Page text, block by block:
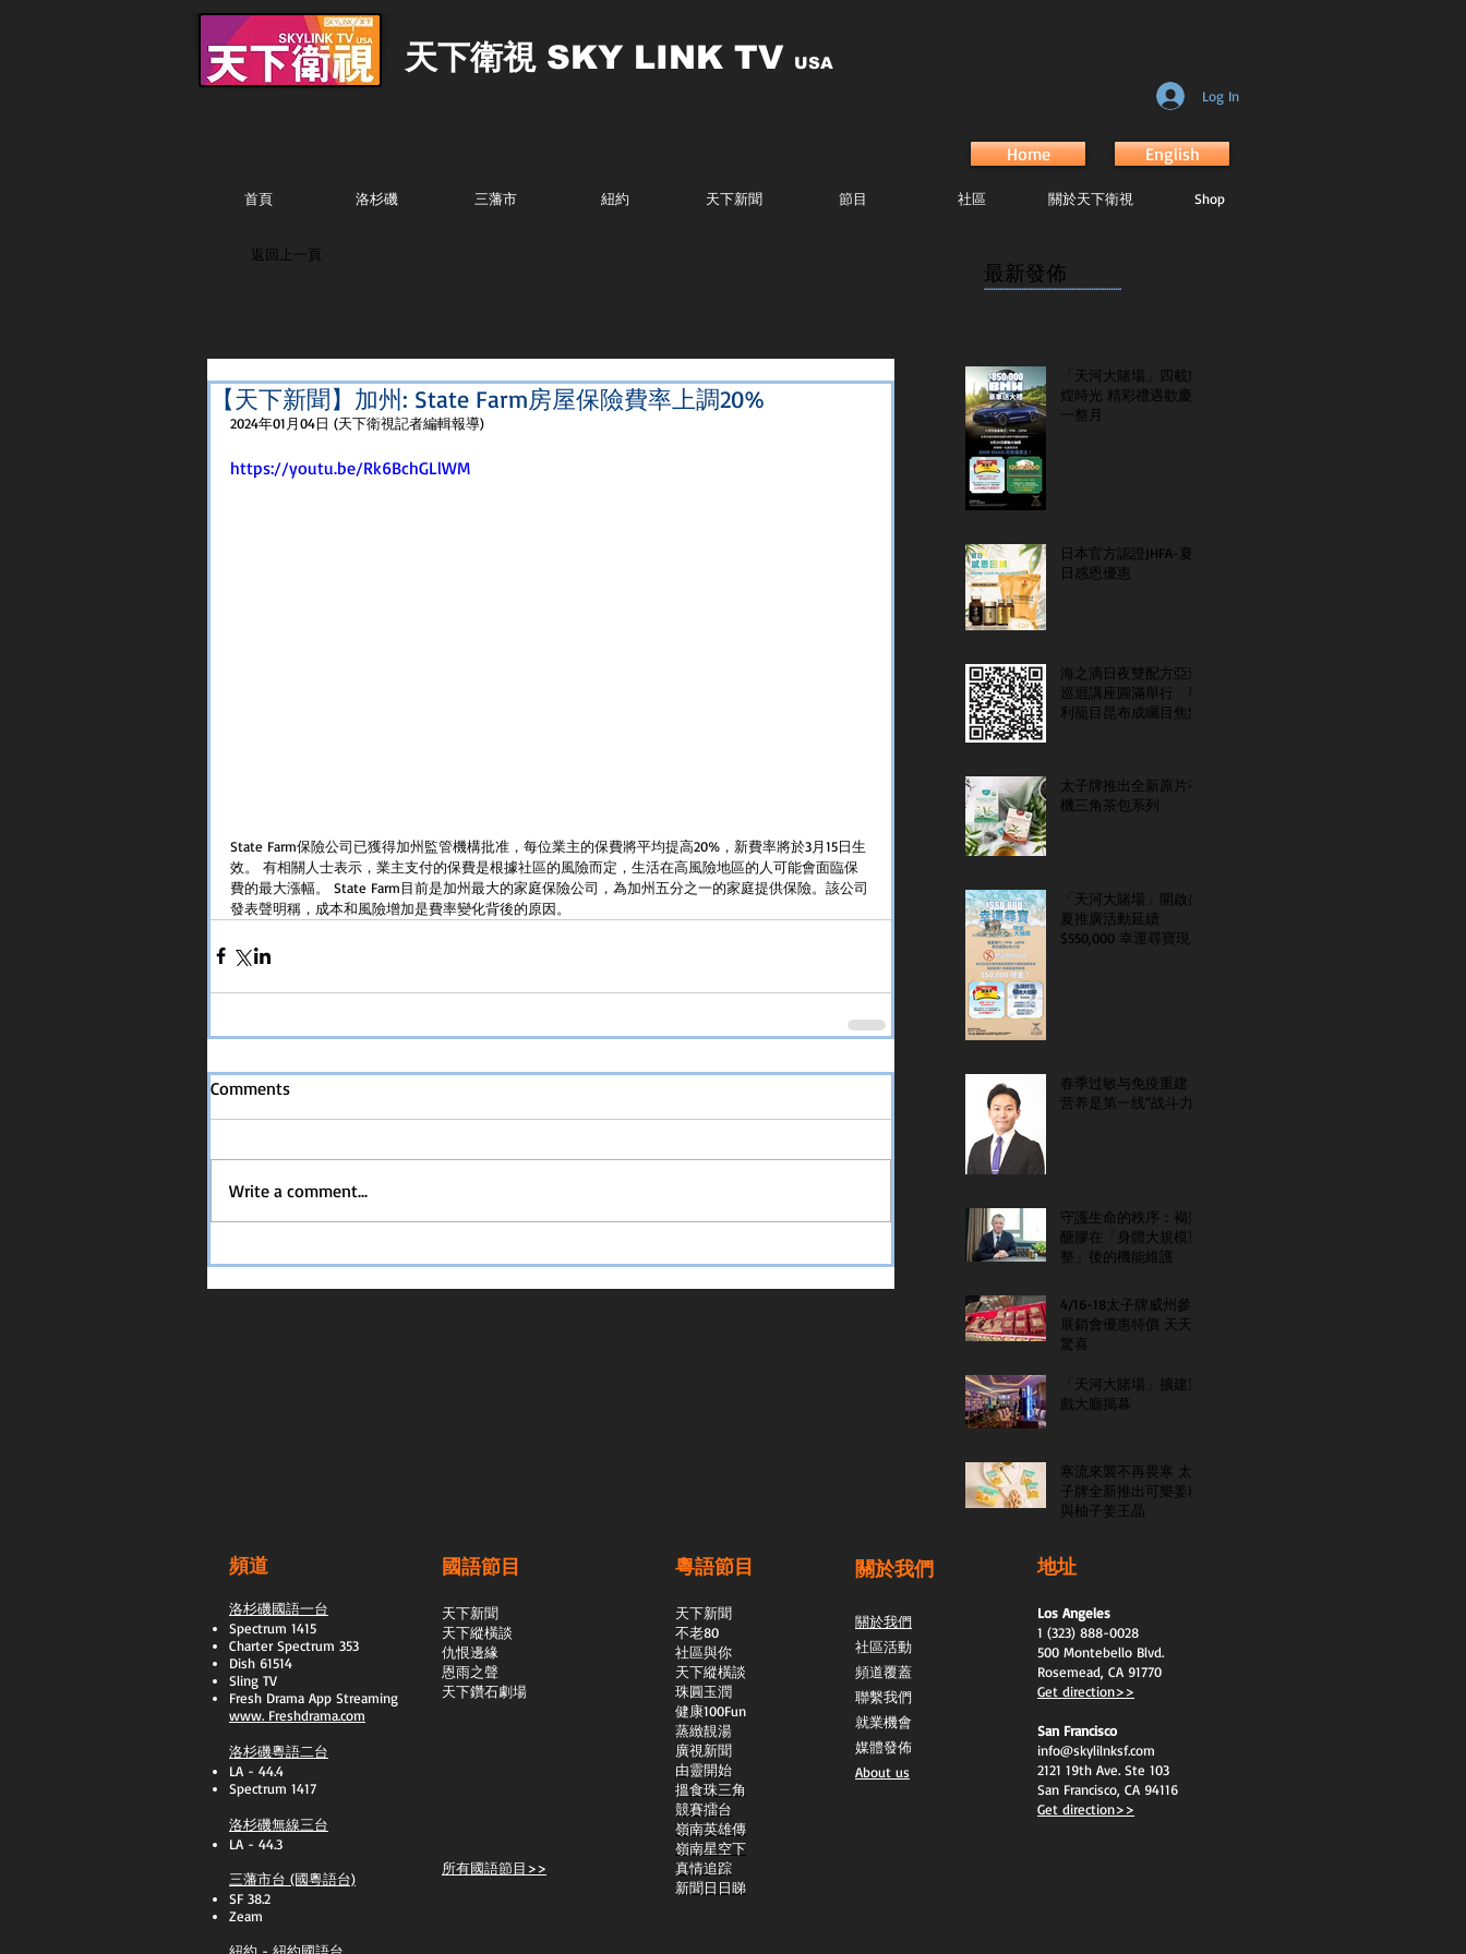
天下衛視SKY LINK TV USA
Log In
Home English
首頁 洛杉磯 三藩市 紐約 天下新聞 節目 社區 關於天下衛視 Shop
返回上一頁
【天下新聞】加州: State Farm房屋保險費率上調20%
2024年01月04日 (天下衛視記者編輯報導)
https://youtu.be/Rk6BchGLlWM
State Farm保險公司已獲得加州監管機構批准，每位業主的保費將平均提高20%，新費率將於3月15日生
效。 有相關人士表示，業主支付的保費是根據社區的風險而定，生活在高風險地區的人可能會面臨保
費的最大漲幅。 State Farm目前是加州最大的家庭保險公司，為加州五分之一的家庭提供保險。該公司
發表聲明稱，成本和風險增加是費率變化背後的原因。
Comments
Write a comment...
最新發佈
...............................................................
「天河大賭場」四載輝
煌時光 精彩禮遇歡慶
一整月
日本官方認證JHFA-夏
日感恩優惠
海之滴日夜雙配方亞洲
巡迴講座圓滿舉行 專
利籠目昆布成矚目焦點
太子牌推出全新原片有
機三角茶包系列
「天河大賭場」開啟盛
夏推廣活動延續
$550,000 幸運尋寶現金
春季过敏与免疫重建：
营养是第一线“战斗力”
守護生命的秩序：褐藻
醣膠在「身體大規模重
整」後的機能維護
4/16-18太子牌威州參
展銷會優惠特價 天天
驚喜
「天河大賭場」擴建遊
戲大廳揭幕
寒流來襲不再畏寒 太
子牌全新推出可樂姜糖
與柚子姜王晶
頻道
洛杉磯國語一台
Spectrum 1415
Charter Spectrum 353
Dish 61514
Sling TV
​Fresh Drama App Streaming
www. Freshdrama.com
洛杉磯粵語二台
LA - 44.4
Spectrum 1417
洛杉磯無線三台
LA - 44.3
三藩市台 (國粵語台)
SF 38.2
Zeam
國語節目
天下新聞
天下縱橫談
​仇恨邊緣
恩雨之聲
天下鑽石劇場
所有國語節目>>
粵語節目
天下新聞
不老80
社區與你
天下縱橫談
​珠圓玉潤
​健康100Fun
蒸緻靚湯
​廣視新聞
由靈開始
搵食珠三角
競賽擂台
嶺南英雄傳
嶺南星空下
真情追踪
新聞日日睇
關於我們
關於我們
社區活動
頻道覆蓋
聯繫我們
就業機會
媒體發佈
About us
地址
Los Angeles
1 (323) 888-0028
500 Montebello Blvd.
Rosemead, CA 91770
Get direction>>
San Francisco
info@skylilnksf.com
2121 19th Ave. Ste 103
San Francisco, CA 94116
Get direction>>